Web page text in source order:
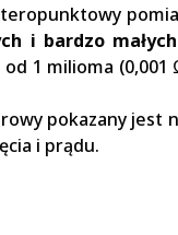
i bardzo
1 milioma
pokazany jest
i prądu.